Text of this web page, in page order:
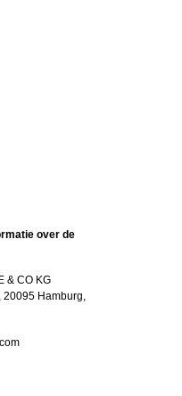
over de
& CO KG
Hamburg,